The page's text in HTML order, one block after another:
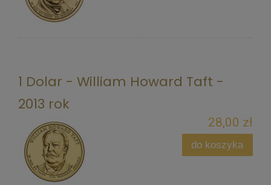
1 Dolar - William Howard Taft -
2013 rok
28,00 zł
do koszyka